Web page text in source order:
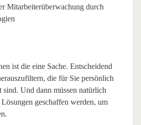
Mitarbeiterüberwachung durch
ist die eine Sache. Entscheidend
die für Sie persönlich
sind. Und dann müssen natürlich
geschaffen werden, um